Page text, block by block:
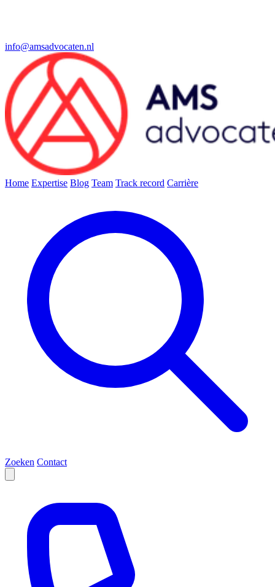
info@amsadvocaten.nl
Home Expertise Blog Team Track record Carrière
Zoeken Contact